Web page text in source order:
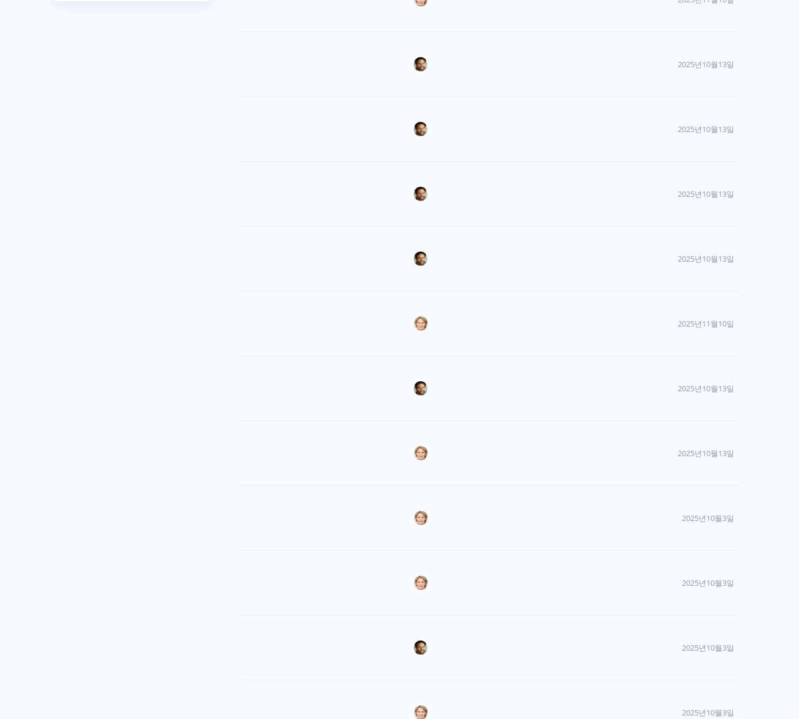
2025년10월13일
2025년10월13일
2025년10월13일
2025년10월13일
2025년11월10일
2025년10월13일
2025년10월13일
2025년10월3일
2025년10월3일
2025년10월3일
2025년10월3일